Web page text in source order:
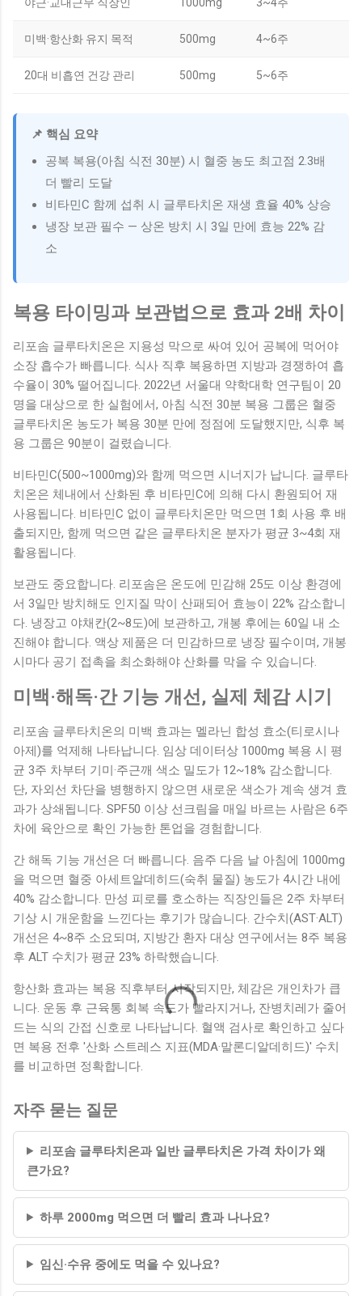
미백·항산화 유지 목적 500mg 4~6주
20대 비흡연 건강 관리 500mg 5~6주
📌 핵심 요약
공복 복용(아침 식전 30분) 시 혈중 농도 최고점 2.3배
더 빨리 도달
비타민C 함께 섭취 시 글루타치온 재생 효율 40% 상승
냉장 보관 필수 — 상온 방치 시 3일 만에 효능 22% 감
소
복용 타이밍과 보관법으로 효과 2배 차이
리포솜 글루타치온은 지용성 막으로 싸여 있어 공복에 먹어야
소장 흡수가 빠릅니다. 식사 직후 복용하면 지방과 경쟁하여 흡
수율이 30% 떨어집니다. 2022년 서울대 약학대학 연구팀이 20
명을 대상으로 한 실험에서, 아침 식전 30분 복용 그룹은 혈중
글루타치온 농도가 복용 30분 만에 정점에 도달했지만, 식후 복
용 그룹은 90분이 걸렸습니다.
비타민C(500~1000mg)와 함께 먹으면 시너지가 납니다. 글루타
치온은 체내에서 산화된 후 비타민C에 의해 다시 환원되어 재
사용됩니다. 비타민C 없이 글루타치온만 먹으면 1회 사용 후 배
출되지만, 함께 먹으면 같은 글루타치온 분자가 평균 3~4회 재
활용됩니다.
보관도 중요합니다. 리포솜은 온도에 민감해 25도 이상 환경에
서 3일만 방치해도 인지질 막이 산패되어 효능이 22% 감소합니
다. 냉장고 야채칸(2~8도)에 보관하고, 개봉 후에는 60일 내 소
진해야 합니다. 액상 제품은 더 민감하므로 냉장 필수이며, 개봉
시마다 공기 접촉을 최소화해야 산화를 막을 수 있습니다.
미백·해독·간 기능 개선, 실제 체감 시기
리포솜 글루타치온의 미백 효과는 멜라닌 합성 효소(티로시나
아제)를 억제해 나타납니다. 임상 데이터상 1000mg 복용 시 평
균 3주 차부터 기미·주근깨 색소 밀도가 12~18% 감소합니다.
단, 자외선 차단을 병행하지 않으면 새로운 색소가 계속 생겨 효
과가 상쇄됩니다. SPF50 이상 선크림을 매일 바르는 사람은 6주
차에 육안으로 확인 가능한 톤업을 경험합니다.
간 해독 기능 개선은 더 빠릅니다. 음주 다음 날 아침에 1000mg
을 먹으면 혈중 아세트알데히드(숙취 물질) 농도가 4시간 내에
40% 감소합니다. 만성 피로를 호소하는 직장인들은 2주 차부터
기상 시 개운함을 느낀다는 후기가 많습니다. 간수치(AST·ALT)
개선은 4~8주 소요되며, 지방간 환자 대상 연구에서는 8주 복용
후 ALT 수치가 평균 23% 하락했습니다.
항산화 효과는 복용 직후부터 시작되지만, 체감은 개인차가 큽
니다. 운동 후 근육통 회복 속도가 빨라지거나, 잔병치레가 줄어
드는 식의 간접 신호로 나타납니다. 혈액 검사로 확인하고 싶다
면 복용 전후 '산화 스트레스 지표(MDA·말론디알데히드)' 수치
를 비교하면 정확합니다.
자주 묻는 질문
리포솜 글루타치온과 일반 글루타치온 가격 차이가 왜
큰가요?
하루 2000mg 먹으면 더 빨리 효과 나나요?
임신·수유 중에도 먹을 수 있나요?